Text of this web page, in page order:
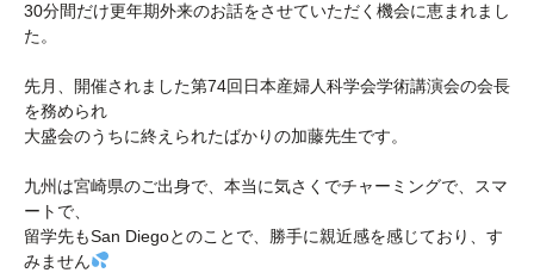
30分間だけ更年期外来のお話をさせていただく機会に恵まれまし
た。
先月、開催されました第74回日本産婦人科学会学術講演会の会長
を務められ
大盛会のうちに終えられたばかりの加藤先生です。
九州は宮崎県のご出身で、本当に気さくでチャーミングで、スマ
ートで、
留学先もSan Diegoとのことで、勝手に親近感を感じており、す
みません